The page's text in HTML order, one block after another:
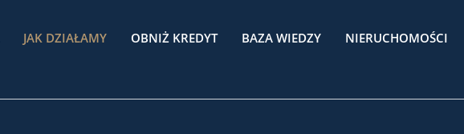
JAK DZIAŁAMY OBNIŻ KREDYT BAZA WIEDZY
NIERUCHOMOŚCI